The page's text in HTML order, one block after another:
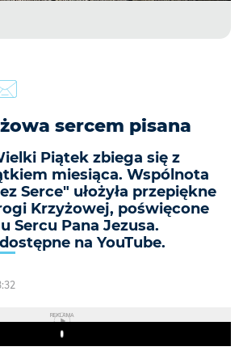
sercem pisana
Piątek zbiega się z
miesiąca. Wspólnota
Serce" ułożyła przepiękne
Krzyżowej, poświęcone
Sercu Pana Jezusa.
na YouTube.
REKLAMA
Play